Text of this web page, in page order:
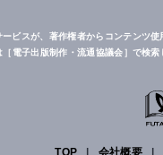
ビスが、著作権者からコンテンツ
電子出版制作・流通協議会］で検索
TOP 会社概要